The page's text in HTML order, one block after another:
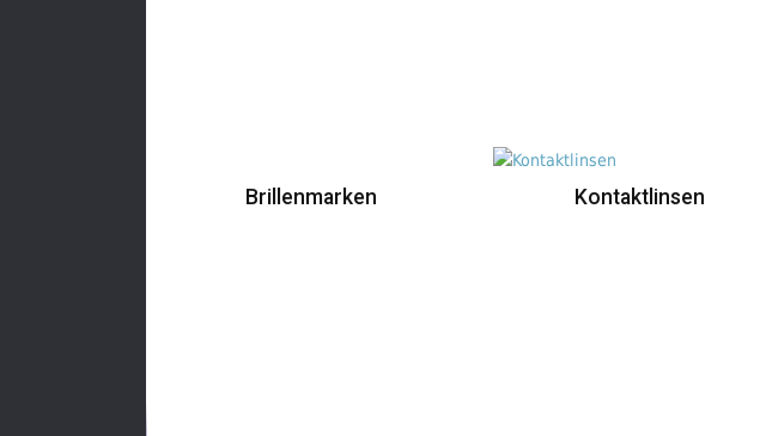
Brillenmarken Kontaktlinsen